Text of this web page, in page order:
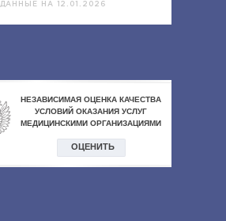
ДАННЫЕ НА 12.01.2026